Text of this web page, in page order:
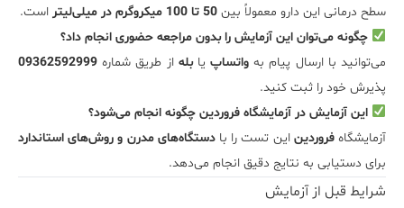
سطح درمانی این دارو معمولاً بین 50 تا 100 میکروگرم در میلی‌لیتر
است.
چگونه می‌توان این آزمایش را بدون مراجعه حضوری انجام داد؟
می‌توانید با ارسال پیام به واتساپیابله از طریق شماره 09362592999
پذیرش خود را ثبت کنید.
این آزمایش در آزمایشگاه فروردین چگونه انجام می‌شود؟
آزمایشگاهفروردین این تست را بادستگاه‌های مدرن و روش‌های استاندارد
برای دستیابی به نتایج دقیق انجام می‌دهد.
شرایط قبل از آزمایش